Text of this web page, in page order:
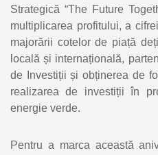
Strategică “The Future
multiplicarea profitului, a
majorării cotelor de piață
locală și internațională,
de Investiții și obținerea de
realizarea de investiții în
energie verde.
Pentru a marca această